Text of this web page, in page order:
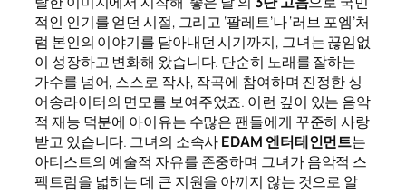
적인 인기를 얻던 시절, 그리고 ‘팔레트’나 ‘러브 포엠’처
럼 본인의 이야기를 담아내던 시기까지, 그녀는 끊임없
이 성장하고 변화해 왔습니다. 단순히 노래를 잘하는
가수를 넘어, 스스로 작사, 작곡에 참여하며 진정한 싱
어송라이터의 면모를 보여주었죠. 이런 깊이 있는 음악
적 재능 덕분에 아이유는 수많은 팬들에게 꾸준히 사랑
받고 있습니다. 그녀의 소속사EDAM 엔터테인먼트는
아티스트의 예술적 자유를 존중하며 그녀가 음악적 스
펙트럼을 넓히는 데 큰 지원을 아끼지 않는 것으로 알